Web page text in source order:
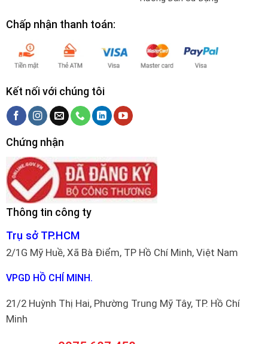
Chấp nhận thanh toán:
Kết nối với chúng tôi
Chứng nhận
Thông tin công ty
Trụ sở TP.HCM
2/1G Mỹ Huề, Xã Bà Điểm, TP Hồ Chí Minh, Việt Nam
VPGD HỒ CHÍ MINH.
21/2 Huỳnh Thị Hai, Phường Trung Mỹ Tây, TP. Hồ Chí
Minh